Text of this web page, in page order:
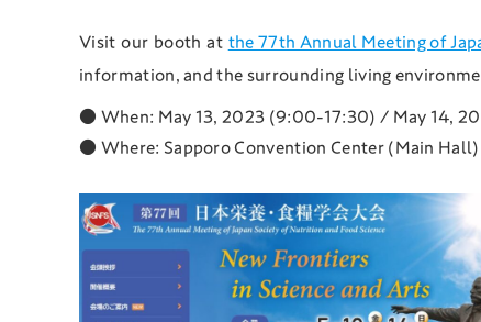
Visit our booth at the 77th Annual Meeting of
information, and the surrounding living
● When: May 13, 2023 (9:00-17:30) / May 14,
● Where: Sapporo Convention Center (Main Hall)